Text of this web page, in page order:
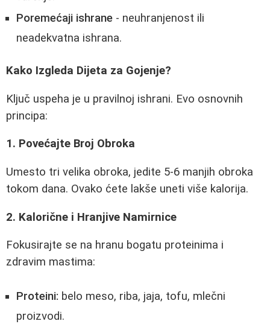
Poremećaji ishrane - neuhranjenost ili
neadekvatna ishrana.
Kako Izgleda Dijeta za Gojenje?
Ključ uspeha je u pravilnoj ishrani. Evo osnovnih
principa:
1. Povećajte Broj Obroka
Umesto tri velika obroka, jedite 5-6 manjih obroka
tokom dana. Ovako ćete lakše uneti više kalorija.
2. Kalorične i Hranjive Namirnice
Fokusirajte se na hranu bogatu proteinima i
zdravim mastima:
Proteini: belo meso, riba, jaja, tofu, mlečni
proizvodi.